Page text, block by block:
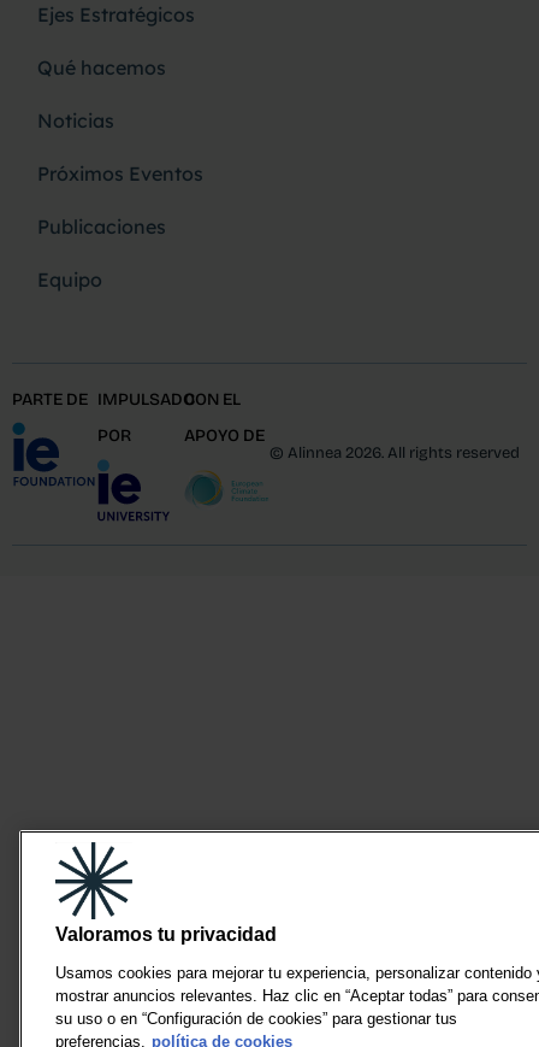
Ejes Estratégicos
Qué hacemos
Noticias
Próximos Eventos
Publicaciones
Equipo
PARTE DE IMPULSADO
POR
CON EL
APOYO DE
© Alinnea 2026. All rights reserved
Valoramos tu privacidad
Usamos cookies para mejorar tu experiencia, personalizar contenido
mostrar anuncios relevantes. Haz clic en “Aceptar todas” para
su uso o en “Configuración de cookies” para gestionar tus
preferencias. política de cookies